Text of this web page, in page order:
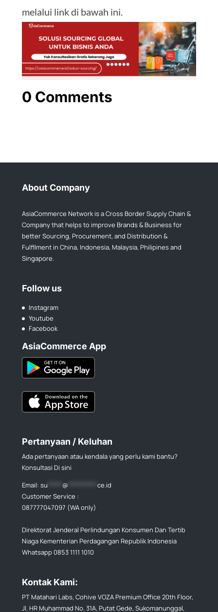
melalui link di bawah ini.
0 Comments
About Company
AsiaCommerce Network is a Cross Border Supply Chain &
Company that helps to improve Brands & Business for
better Sourcing, Procurement, and Distribution &
Fulfllment in China, Indonesia, Malaysia, Philipines and
Singapore.
Follow us
Instagram
Youtube
Facebook
AsiaCommerce App
Pertanyaan / Keluhan
Ada pertanyaan atau kendala yang perlu kami bantu?
Konsultasi Di sini
Email: su @
ce.id
Customer Service :
087777047097 (WA only)
Direktorat Jenderal Perlindungan Konsumen Dan Tertib
Niaga Kementerian Perdagangan Republik Indonesia
Whatsapp 0853 1111 1010
Kontak Kami:
PT Matahari Labs, Cohive VOZA Premium Office 20th Floor,
Jl. HR Muhammad No. 31A, Putat Gede, Sukomanunggal,